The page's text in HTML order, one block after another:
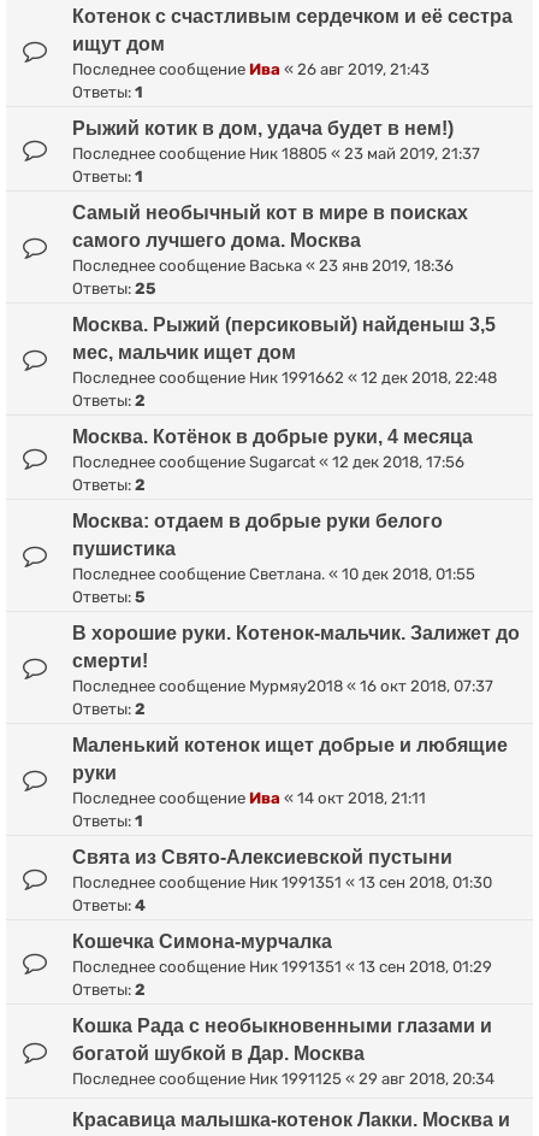
Котенок с счастливым сердечком и её сестра
ищут дом
Последнее сообщение Ива « 26 авг 2019, 21:43
Ответы: 1
Рыжий котик в дом, удача будет в нем!)
Последнее сообщение Ник 18805 « 23 май 2019, 21:37
Ответы: 1
Самый необычный кот в мире в поисках
самого лучшего дома. Москва
Последнее сообщение Васька « 23 янв 2019, 18:36
Ответы: 25
Москва. Рыжий (персиковый) найденыш 3,5
мес, мальчик ищет дом
Последнее сообщение Ник 1991662 « 12 дек 2018, 22:48
Ответы: 2
Москва. Котёнок в добрые руки, 4 месяца
Последнее сообщение Sugarcat « 12 дек 2018, 17:56
Ответы: 2
Москва: отдаем в добрые руки белого
пушистика
Последнее сообщение Светлана. « 10 дек 2018, 01:55
Ответы: 5
В хорошие руки. Котенок-мальчик. Залижет до
смерти!
Последнее сообщение Мурмяу2018 « 16 окт 2018, 07:37
Ответы: 2
Маленький котенок ищет добрые и любящие
руки
Последнее сообщение Ива « 14 окт 2018, 21:11
Ответы: 1
Свята из Свято-Алексиевской пустыни
Последнее сообщение Ник 1991351 « 13 сен 2018, 01:30
Ответы: 4
Кошечка Симона-мурчалка
Последнее сообщение Ник 1991351 « 13 сен 2018, 01:29
Ответы: 2
Кошка Рада с необыкновенными глазами и
богатой шубкой в Дар. Москва
Последнее сообщение Ник 1991125 « 29 авг 2018, 20:34
Красавица малышка-котенок Лакки. Москва и